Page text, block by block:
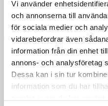
Vi använder
och annonserna till
för sociala medier och
vidarebefordrar även
information från din enhet
annons- och analysföretag
Dessa kan i sin tur
information som du har
Vattendoserare Mixometer
62385